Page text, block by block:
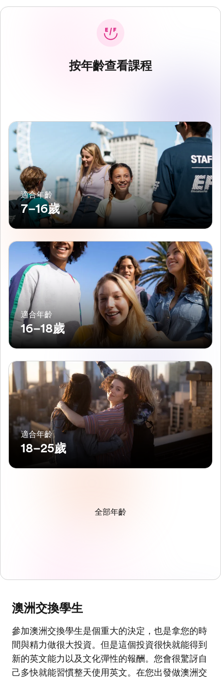
按年齡查看課程
適合年齡
7–16歲
適合年齡
16–18歲
適合年齡
18–25歲
全部年齡
澳洲交換學生
參加澳洲交換學生是個重大的決定，也是拿您的時
間與精力做很大投資。但是這個投資很快就能得到
新的英文能力以及文化彈性的報酬。您會很驚訝自
己多快就能習慣整天使用英文。在您出發做澳洲交